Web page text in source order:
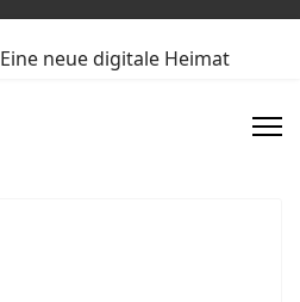
Eine neue digitale Heimat